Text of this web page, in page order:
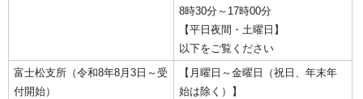
8時30分～17時00分
【平日夜間・土曜日】
以下をご覧ください
富士松支所（令和8年8月3日～受
付開始）
【月曜日～金曜日（祝日、年末年
始は除く）】